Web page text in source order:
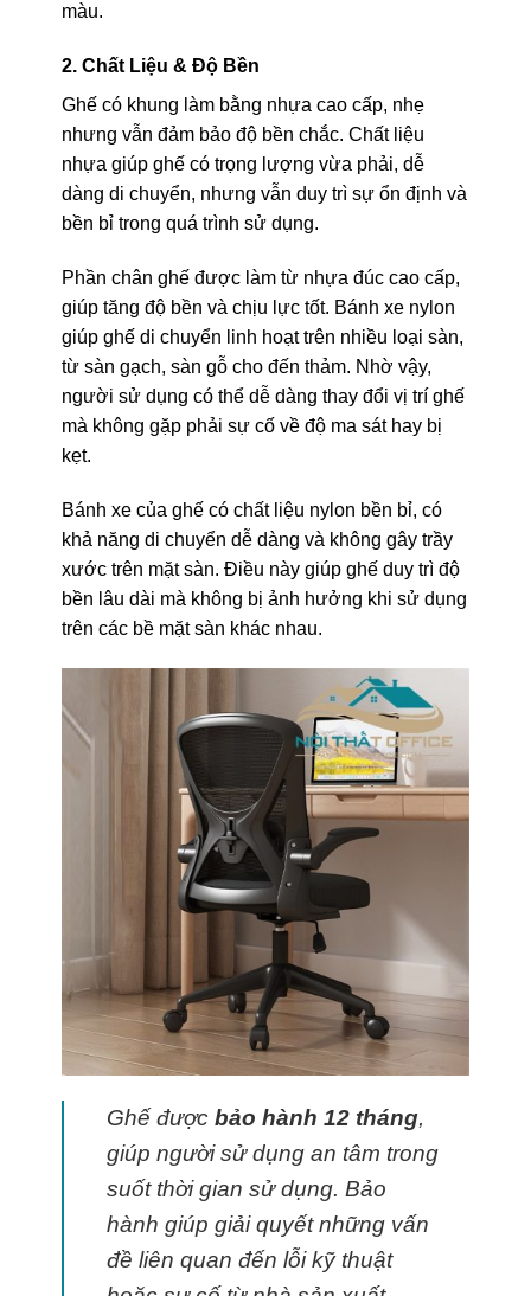
màu.
2. Chất Liệu & Độ Bền
Ghế có khung làm bằng nhựa cao cấp, nhẹ
nhưng vẫn đảm bảo độ bền chắc. Chất liệu
nhựa giúp ghế có trọng lượng vừa phải, dễ
dàng di chuyển, nhưng vẫn duy trì sự ổn định và
bền bỉ trong quá trình sử dụng.
Phần chân ghế được làm từ nhựa đúc cao cấp,
giúp tăng độ bền và chịu lực tốt. Bánh xe nylon
giúp ghế di chuyển linh hoạt trên nhiều loại sàn,
từ sàn gạch, sàn gỗ cho đến thảm. Nhờ vậy,
người sử dụng có thể dễ dàng thay đổi vị trí ghế
mà không gặp phải sự cố về độ ma sát hay bị
kẹt.
Bánh xe của ghế có chất liệu nylon bền bỉ, có
khả năng di chuyển dễ dàng và không gây trầy
xước trên mặt sàn. Điều này giúp ghế duy trì độ
bền lâu dài mà không bị ảnh hưởng khi sử dụng
trên các bề mặt sàn khác nhau.
Ghế được bảo hành 12 tháng,
giúp người sử dụng an tâm trong
suốt thời gian sử dụng. Bảo
hành giúp giải quyết những vấn
đề liên quan đến lỗi kỹ thuật